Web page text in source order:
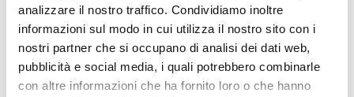
analizzare il nostro traffico. Condividiamo inoltre
informazioni sul modo in cui utilizza il nostro sito con i
nostri partner che si occupano di analisi dei dati web,
pubblicità e social media, i quali potrebbero combinarle
con altre informazioni che ha fornito loro o che hanno
PRONTA consegna
Spedizione Gratuita